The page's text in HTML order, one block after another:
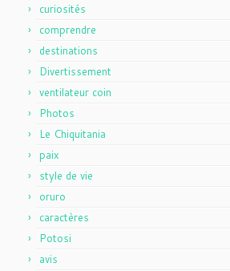
curiosités
comprendre
destinations
Divertissement
ventilateur coin
Photos
Le Chiquitania
paix
style de vie
oruro
caractères
Potosi
avis